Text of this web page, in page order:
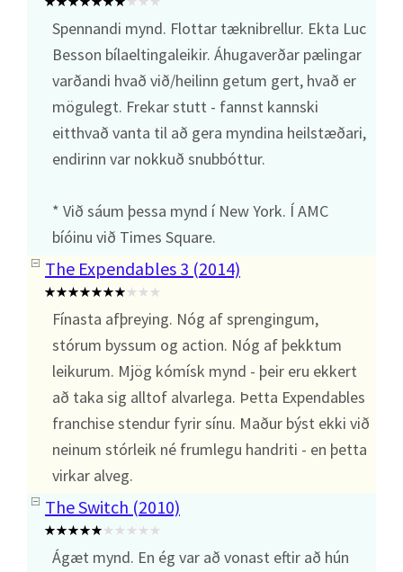
Spennandi mynd. Flottar tæknibrellur. Ekta Luc
Besson bílaeltingaleikir. Áhugaverðar pælingar
varðandi hvað við/heilinn getum gert, hvað er
mögulegt. Frekar stutt - fannst kannski
eitthvað vanta til að gera myndina heilstæðari,
endirinn var nokkuð snubbóttur.
* Við sáum þessa mynd í New York. Í AMC
bíóinu við Times Square.
The Expendables 3 (2014)
Fínasta afþreying. Nóg af sprengingum,
stórum byssum og action. Nóg af þekktum
leikurum. Mjög kómísk mynd - þeir eru ekkert
að taka sig alltof alvarlega. Þetta Expendables
franchise stendur fyrir sínu. Maður býst ekki við
neinum stórleik né frumlegu handriti - en þetta
virkar alveg.
The Switch (2010)
Ágæt mynd. En ég var að vonast eftir að hún